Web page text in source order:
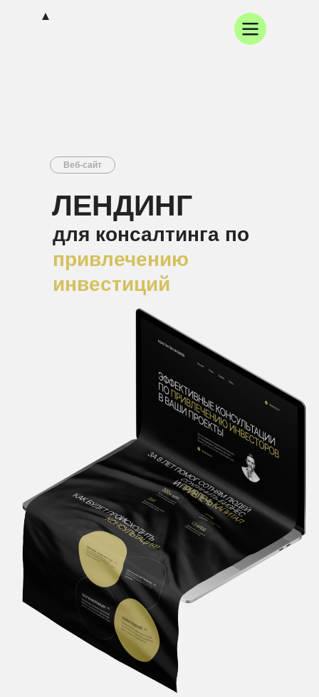
ЛЕНДИНГ
для консалтинга по
привлечению
инвестиций
Веб-сайт